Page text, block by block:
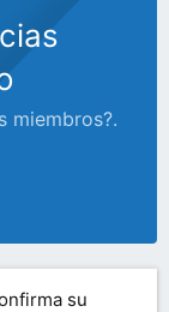
miembros?.
su